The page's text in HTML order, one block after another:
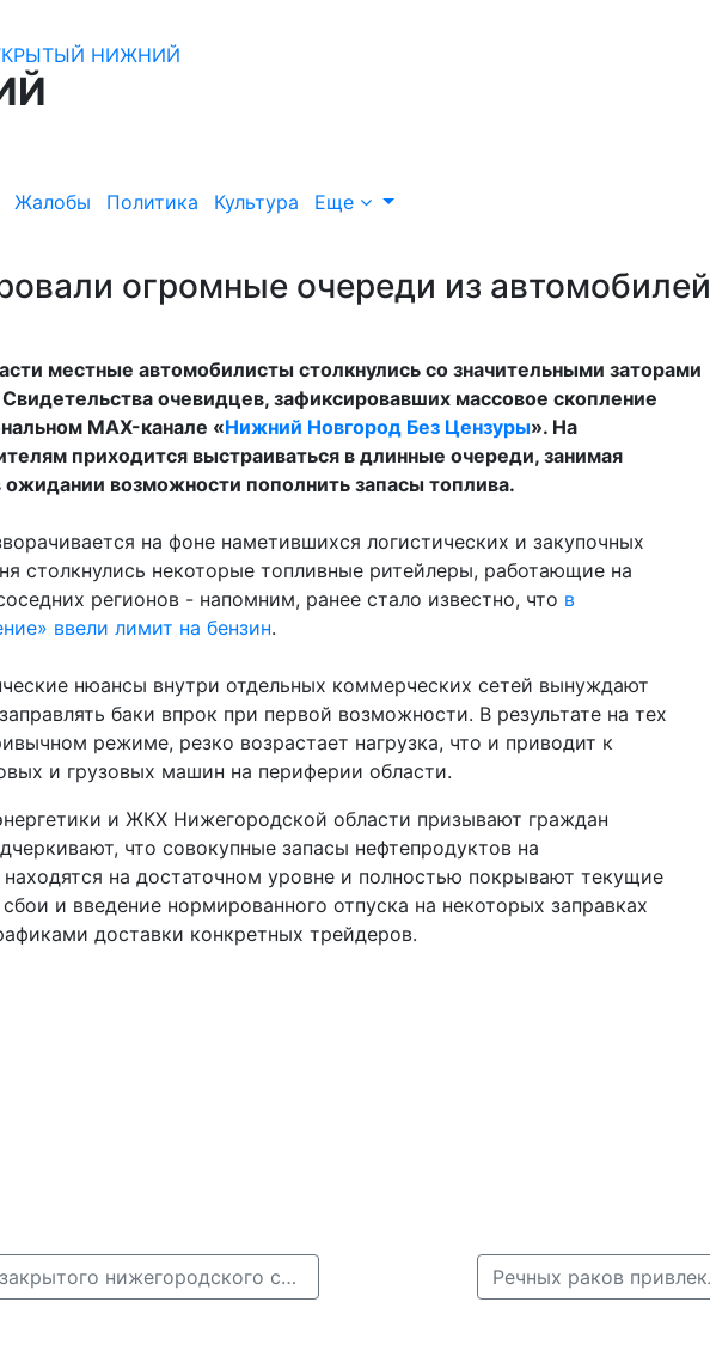
Жалобы Политика Культура Еще
огромные очереди из автомобилей
местные автомобилисты столкнулись со значительными заторами
очевидцев, зафиксировавших массовое скопление
MAX-канале «Нижний Новгород Без Цензуры». На
приходится выстраиваться в длинные очереди, занимая
возможности пополнить запасы топлива.
на фоне наметившихся логистических и закупочных
столкнулись некоторые топливные ритейлеры, работающие на
регионов - напомним, ранее стало известно, что в
ввели лимит на бензин.
нюансы внутри отдельных коммерческих сетей вынуждают
баки впрок при первой возможности. В результате на тех
режиме, резко возрастает нагрузка, что и приводит к
и грузовых машин на периферии области.
и ЖКХ Нижегородской области призывают граждан
что совокупные запасы нефтепродуктов на
находятся на достаточном уровне и полностью покрывают текущие
и введение нормированного отпуска на некоторых заправках
доставки конкретных трейдеров.
← Марк Эйдельштейн залез на ограду закрытого нижегородского стадиона «Водник»